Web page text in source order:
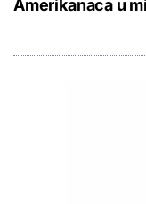
Amerikanaca u